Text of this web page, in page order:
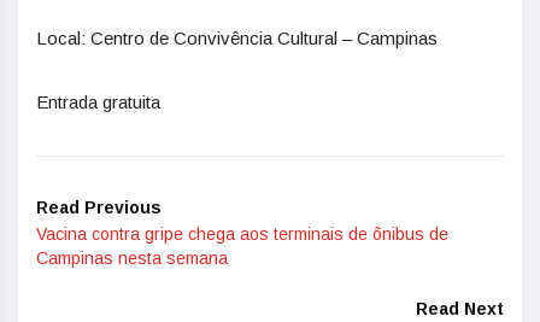
Local: Centro de Convivência Cultural – Campinas
Entrada gratuita
Read Previous
Vacina contra gripe chega aos terminais de ônibus de
Campinas nesta semana
Read Next